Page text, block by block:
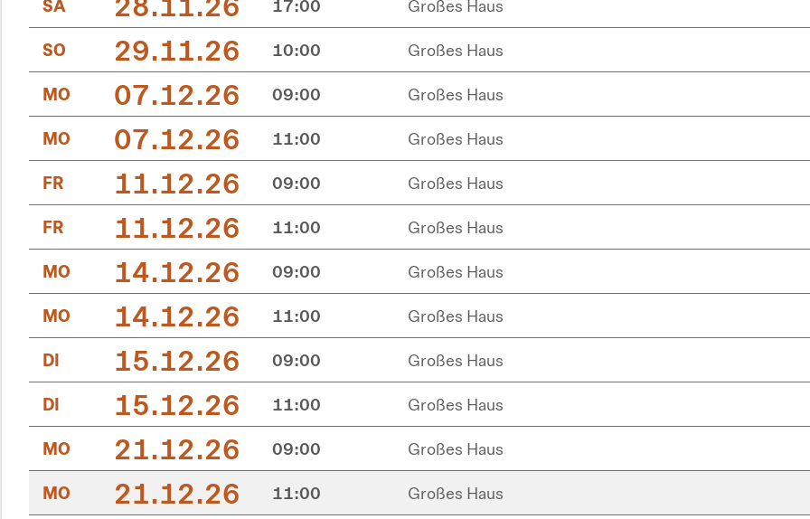
SO
29.11.26 10:00
Großes Haus
MO
07.12.26 09:00
Großes Haus
MO
07.12.26 11:00
Großes Haus
FR
11.12.26 09:00
Großes Haus
FR
11.12.26 11:00
Großes Haus
MO
14.12.26 09:00
Großes Haus
MO
14.12.26 11:00
Großes Haus
DI
15.12.26 09:00
Großes Haus
DI
15.12.26 11:00
Großes Haus
MO
21.12.26 09:00
Großes Haus
MO
21.12.26 11:00 Großes Haus